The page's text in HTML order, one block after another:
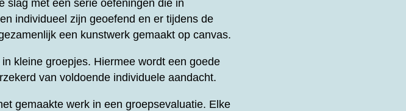
slag met een serie oefeningen die in
individueel zijn geoefend en er tijdens de
een kunstwerk gemaakt op canvas.
kleine groepjes. Hiermee wordt een goede
van voldoende individuele aandacht.
gemaakte werk in een groepsevaluatie. Elke